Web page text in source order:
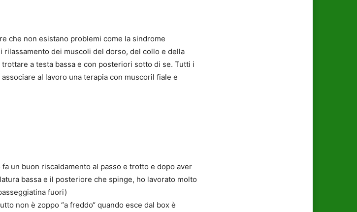
che non esistano problemi come la sindrome
dei muscoli del dorso, del collo e della
a testa bassa e con posteriori sotto di se. Tutti i
al lavoro una terapia con muscoril fiale e
un buon riscaldamento al passo e trotto e dopo aver
bassa e il posteriore che spinge, ho lavorato molto
fuori)
non è zoppo “a freddo“ quando esce dal box è